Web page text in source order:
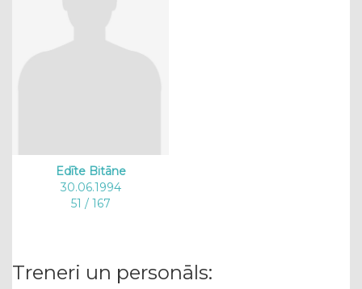
Edīte Bitāne
30.06.1994
51 / 167
Treneri un personāls: